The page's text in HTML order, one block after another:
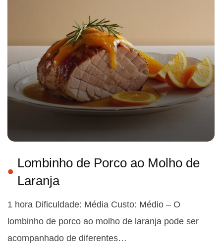
Lombinho de Porco ao Molho de
Laranja
1 hora Dificuldade: Média Custo: Médio – O
lombinho de porco ao molho de laranja pode ser
acompanhado de diferentes…